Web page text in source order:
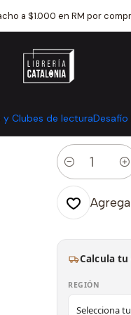
y Clubes de lectura
a $1.000 en RM por
Autoconocimiento Amiga
|
Amiga
Mostrar
Cantidad
Calcula
REGIÓN